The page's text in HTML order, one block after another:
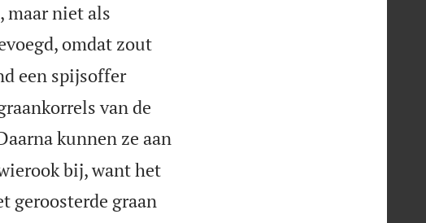
maar niet als
omdat zout
een spijsoffer
van de
kunnen ze aan
bij, want het
geroosterde graan